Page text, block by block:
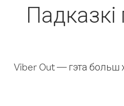
Падказкі
Viber Out — гэта больш